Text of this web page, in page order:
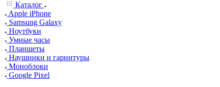
Каталог
Apple iPhone
Samsung Galaxy
Ноутбуки
Умные часы
Планшеты
Наушники и гарнитуры
Моноблоки
Google Pixel